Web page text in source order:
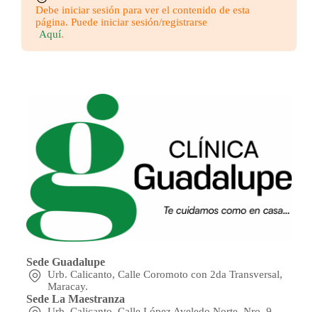
Debe iniciar sesión para ver el contenido de esta
página. Puede iniciar sesión/registrarse
Aquí.
Sede Guadalupe
Urb. Calicanto, Calle Coromoto con 2da Transversal,
Maracay.
Sede La Maestranza